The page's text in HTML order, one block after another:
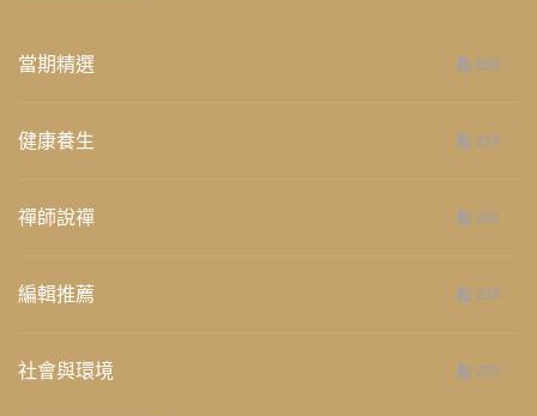
當期精選 658
健康養生 276
禪師說禪 267
編輯推薦 236
社會與環境 235